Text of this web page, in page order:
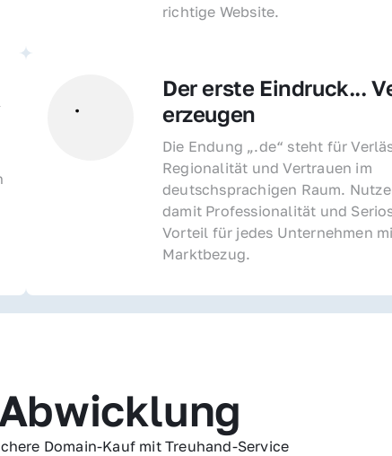
richtige Website.
Der erste Eindruck...
erzeugen
Die Endung „.de“ steht für
Regionalität und Vertrauen im
deutschsprachigen Raum.
damit Professionalität und
Vorteil für jedes Unternehmen
Marktbezug.
Domain-Kauf mit Treuhand-Service